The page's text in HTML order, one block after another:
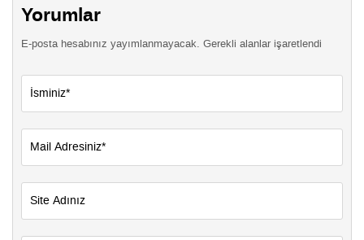
Yorumlar
E-posta hesabınız yayımlanmayacak. Gerekli alanlar işaretlendi